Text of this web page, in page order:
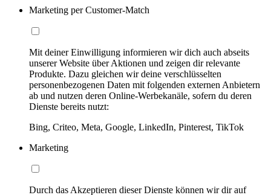
Marketing per Customer-Match
Mit deiner Einwilligung informieren wir dich auch abseits
unserer Website über Aktionen und zeigen dir relevante
Produkte. Dazu gleichen wir deine verschlüsselten
personenbezogenen Daten mit folgenden externen Anbietern
ab und nutzen deren Online-Werbekanäle, sofern du deren
Dienste bereits nutzt:
Bing, Criteo, Meta, Google, LinkedIn, Pinterest, TikTok
Marketing
Durch das Akzeptieren dieser Dienste können wir dir auf